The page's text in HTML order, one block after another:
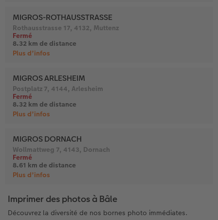
Imprimer des photos à Bâle
Découvrez la diversité de nos bornes photo immédiates.